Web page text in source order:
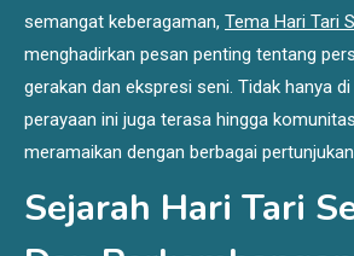
semangat keberagaman, Tema Hari Tari
menghadirkan pesan penting tentang
gerakan dan ekspresi seni. Tidak hanya
perayaan ini juga terasa hingga
meramaikan dengan berbagai
Sejarah Hari Tari